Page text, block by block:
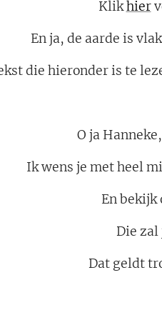
Klikhier
En ja, de aarde is
die hieronder is te
O ja
Ik wens je met heel
En bekijk
Die zal
Dat geldt